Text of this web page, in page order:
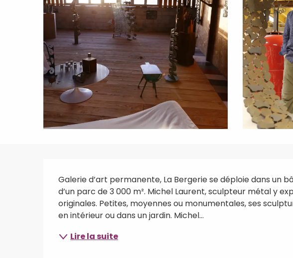
Description
Galerie d’art permanente, La Bergerie se déploie dans un
d’un parc de 3 000 m². Michel Laurent, sculpteur métal y
originales. Petites, moyennes ou monumentales, ses
en intérieur ou dans un jardin. Michel...
Lire la suite